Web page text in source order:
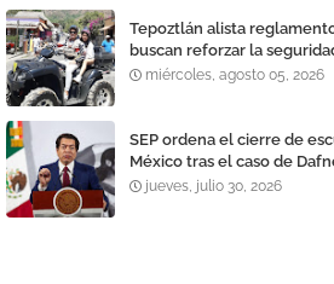
Tepoztlán alista
buscan reforzar la
miércoles, agosto 05, 2026
SEP ordena el cierre de
México tras el caso de
jueves, julio 30, 2026